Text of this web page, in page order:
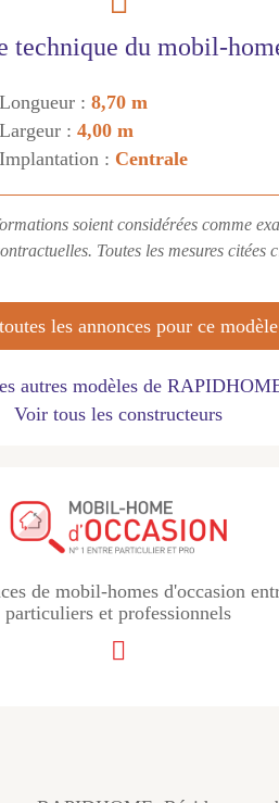
technique du mobil-
Longueur : 8,70 m
Largeur : 4,00 m
Implantation : Centrale
soient considérées comme
Toutes les mesures citées
les annonces pour ce modèle
autres modèles de
Voir tous les constructeurs
de mobil-homes d'occasion
particuliers et professionnels